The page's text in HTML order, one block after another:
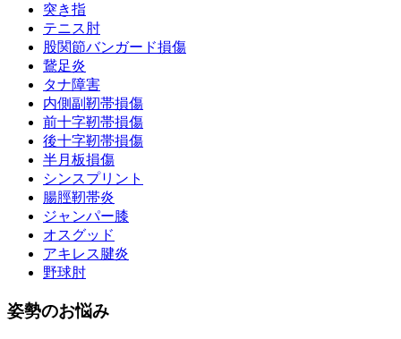
突き指
テニス肘
股関節バンガード損傷
鵞足炎
タナ障害
内側副靭帯損傷
前十字靭帯損傷
後十字靭帯損傷
半月板損傷
シンスプリント
腸脛靭帯炎
ジャンパー膝
オスグッド
アキレス腱炎
野球肘
姿勢のお悩み